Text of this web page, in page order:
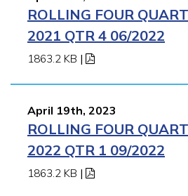
ROLLING FOUR
2021 QTR 4 06/2022
1863.2 KB |
April 19th, 2023
ROLLING FOUR
2022 QTR 1 09/2022
1863.2 KB |